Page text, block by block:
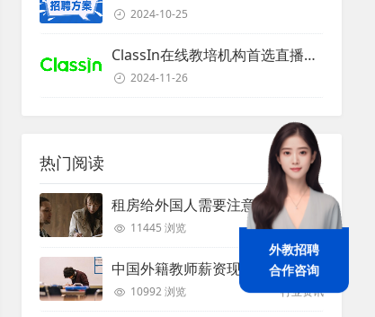
2024-10-25
ClassIn在线教培机构首选直播课堂服务商
2024-11-26
热门阅读
租房给外国人需要注意些什么？
11445 浏览 外教生活
中国外籍教师薪资现状：工资和待遇都非常高
10992 浏览 行业资讯
外教招聘
合作咨询